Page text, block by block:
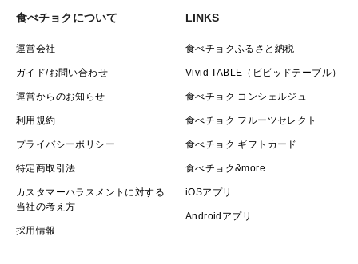
食べチョクについて
運営会社
ガイド/お問い合わせ
運営からのお知らせ
利用規約
プライバシーポリシー
特定商取引法
カスタマーハラスメントに対する
当社の考え方
採用情報
LINKS
食べチョクふるさと納税
Vivid TABLE（ビビッドテーブル）
食べチョク コンシェルジュ
食べチョク フルーツセレクト
食べチョク ギフトカード
食べチョク&more
iOSアプリ
Androidアプリ